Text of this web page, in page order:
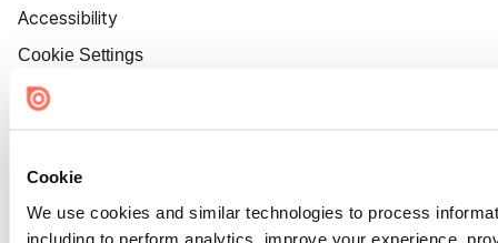
Cookie
We use cookies and similar technologies to process
including to perform analytics, improve your experience,
Accessibility
Cookie Settings